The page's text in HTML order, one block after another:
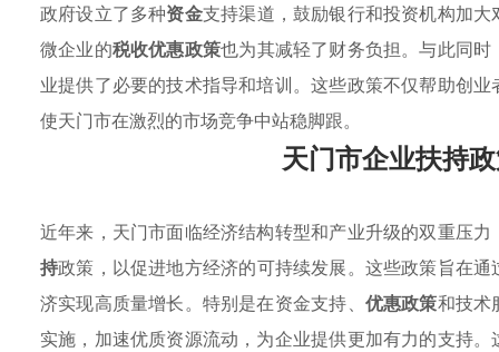
政府设立了多种资金支持渠道，鼓励银行和投资机构加
微企业的税收优惠政策也为其减轻了财务负担。与此同
业提供了必要的技术指导和培训。这些政策不仅帮助创
使天门市在激烈的市场竞争中站稳脚跟。
天门市企业扶持
近年来，天门市面临经济结构转型和产业升级的双重压
持政策，以促进地方经济的可持续发展。这些政策旨在
济实现高质量增长。特别是在资金支持、 优惠政策和技术
实施，加速优质资源流动，为企业提供更加有力的支持